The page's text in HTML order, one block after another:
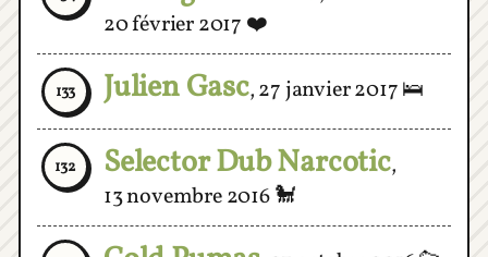
133 Julien Gasc,27 janvier 2017🛌
132 Selector Dub Narcotic,
13 novembre 2016🐩
131 Cold Pumas,27 octobre 2016🐆